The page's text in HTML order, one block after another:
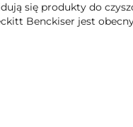
się produkty do
Benckiser jest